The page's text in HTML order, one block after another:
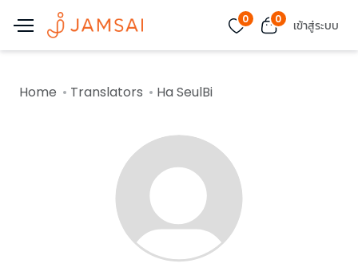
0 0 เข้าสู่ระบบ
Home Translators Ha SeulBi